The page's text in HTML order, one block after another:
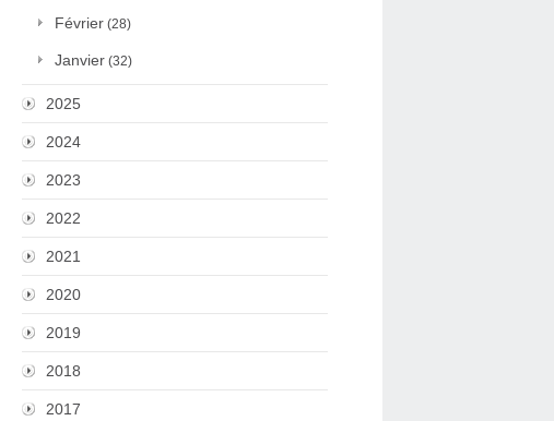
Février (28)
Janvier (32)
2025
2024
2023
2022
2021
2020
2019
2018
2017